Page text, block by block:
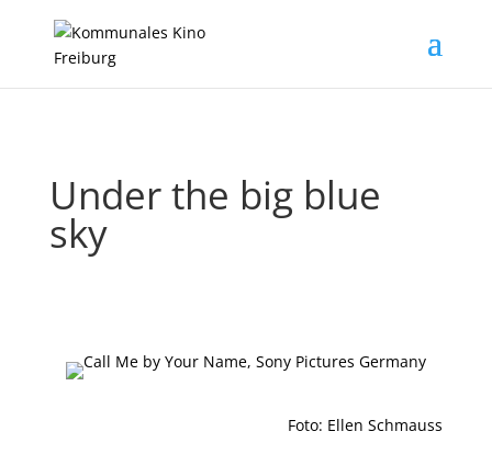
Under the big blue
sky
Foto: Ellen Schmauss